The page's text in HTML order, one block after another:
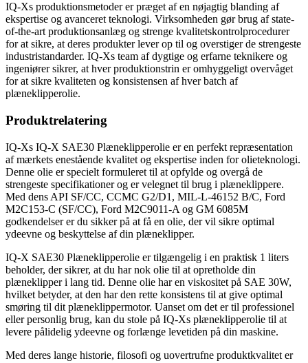
IQ-Xs produktionsmetoder er præget af en nøjagtig blanding af
ekspertise og avanceret teknologi. Virksomheden gør brug af state-
of-the-art produktionsanlæg og strenge kvalitetskontrolprocedurer
for at sikre, at deres produkter lever op til og overstiger de strengeste
industristandarder. IQ-Xs team af dygtige og erfarne teknikere og
ingeniører sikrer, at hver produktionstrin er omhyggeligt overvåget
for at sikre kvaliteten og konsistensen af ​​hver batch af
plæneklipperolie.
Produktrelatering
IQ-Xs IQ-X SAE30 Plæneklipperolie er en perfekt repræsentation
af mærkets enestående kvalitet og ekspertise inden for olieteknologi.
Denne olie er specielt formuleret til at opfylde og overgå de
strengeste specifikationer og er velegnet til brug i plæneklippere.
Med dens API SF/CC, CCMC G2/D1, MIL-L-46152 B/C, Ford
M2C153-C (SF/CC), Ford M2C9011-A og GM 6085M
godkendelser er du sikker på at få en olie, der vil sikre optimal
ydeevne og beskyttelse af din plæneklipper.
IQ-X SAE30 Plæneklipperolie er tilgængelig i en praktisk 1 liters
beholder, der sikrer, at du har nok olie til at opretholde din
plæneklipper i lang tid. Denne olie har en viskositet på SAE 30W,
hvilket betyder, at den har den rette konsistens til at give optimal
smøring til dit plæneklippermotor. Uanset om det er til professionel
eller personlig brug, kan du stole på IQ-Xs plæneklipperolie til at
levere pålidelig ydeevne og forlænge levetiden på din maskine.
Med deres lange historie, filosofi og uovertrufne produktkvalitet er